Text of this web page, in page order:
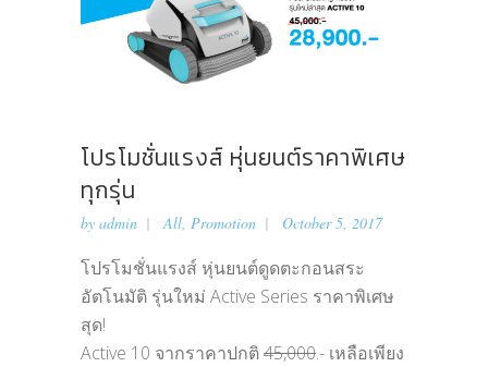
โปรโมชั่นแรงส์ หุ่นยนต์ราคาพิเศษ
ทุกรุ่น
by admin All, Promotion October 5, 2017
โปรโมชั่นแรงส์ หุ่นยนต์ดูดตะกอนสระ
อัตโนมัติ รุ่นใหม่ Active Series ราคาพิเศษ
สุด!
Active 10 จากราคาปกติ45,000.- เหลือเพียง